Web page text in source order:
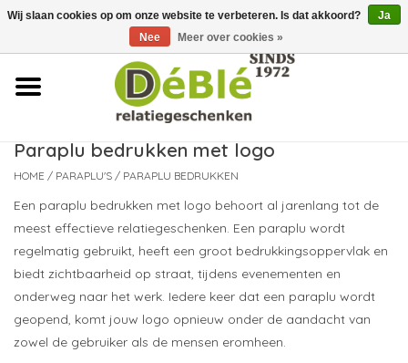
Over ons
Contact
Nieuws
Leveringsvoorwaarden
Paraplu bedrukken met logo
HOME / PARAPLU'S / PARAPLU BEDRUKKEN
Een paraplu bedrukken met logo behoort al jarenlang tot de
meest effectieve relatiegeschenken. Een paraplu wordt
regelmatig gebruikt, heeft een groot bedrukkingsoppervlak en
biedt zichtbaarheid op straat, tijdens evenementen en
onderweg naar het werk. Iedere keer dat een paraplu wordt
geopend, komt jouw logo opnieuw onder de aandacht van
zowel de gebruiker als de mensen eromheen.
Wij slaan cookies op om onze website te verbeteren. Is dat akkoord?
Ja
Nee
Meer over cookies »